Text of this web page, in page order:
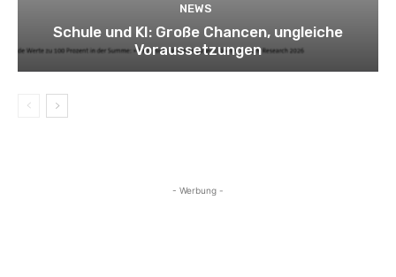
NEWS
Schule und KI: Große Chancen, ungleiche
Voraussetzungen
- Werbung -